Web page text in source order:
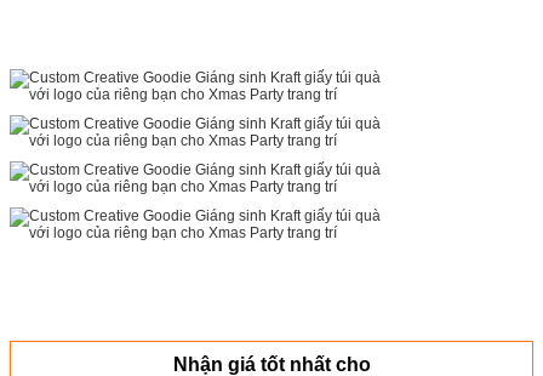
Nhận giá tốt nhất cho